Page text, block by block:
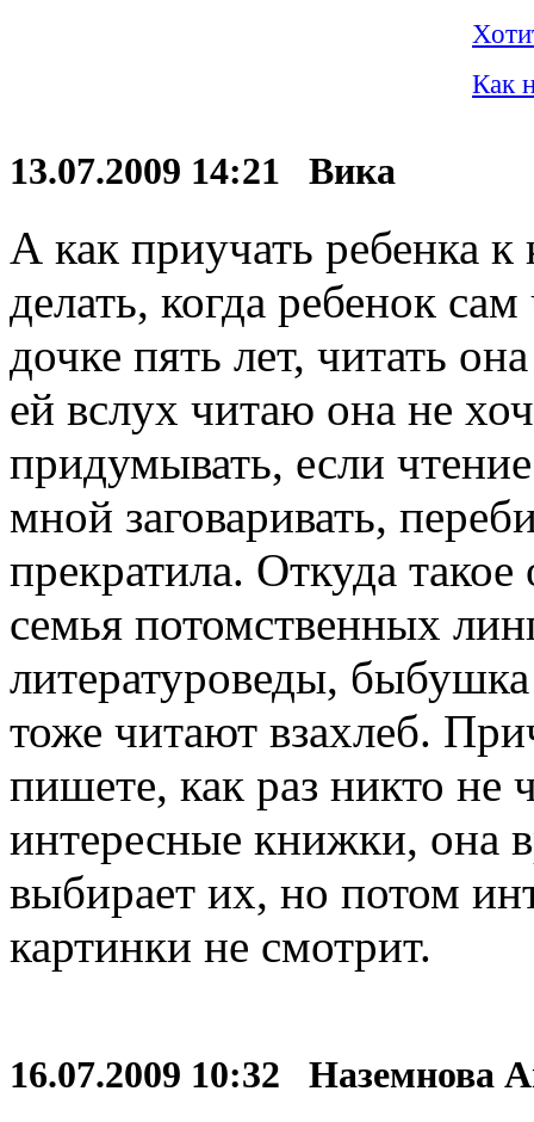
Как
13.07.2009 14:21 Вика
А как приучать ребенка
делать, когда ребенок
дочке пять лет, читать
ей вслух читаю она не
придумывать, если
мной заговаривать,
прекратила. Откуда
семья потомственных
литературоведы,
тоже читают взахлеб.
пишете, как раз никто не
интересные книжки, она
выбирает их, но потом
картинки не смотрит.
16.07.2009 10:32 Наземнова